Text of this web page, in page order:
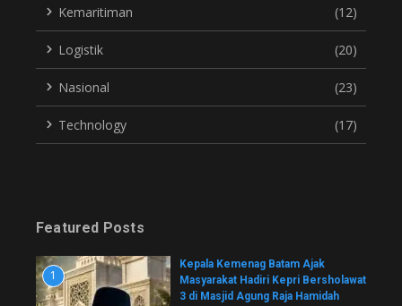
Kemaritiman (12)
Logistik (20)
Nasional (23)
Technology (17)
Featured Posts
1
Kepala Kemenag Batam Ajak
Masyarakat Hadiri Kepri Bersholawat
3 di Masjid Agung Raja Hamidah